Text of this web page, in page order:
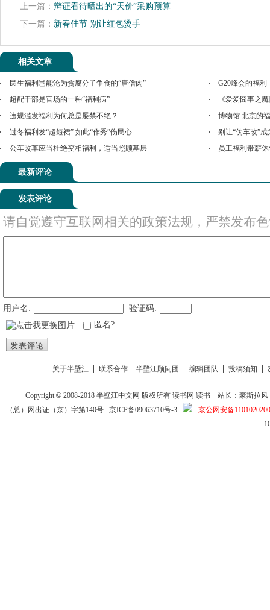
上一篇： 辩证看待晒出的“天价”采购预算
下一篇： 新春佳节 别让红包烫手
相关文章
民生福利岂能沦为贪腐分子争食的“唐僧肉”
G20峰会的福利
超配干部是官场的一种“福利病”
《爱爱囧事之
违规滥发福利为何总是屡禁不绝？
博物馆 北京的
过冬福利发“超短裙” 如此“作秀”伤民心
别让“伪车改”
公车改革应当杜绝变相福利，适当照顾基层
员工福利带薪
最新评论
发表评论
请自觉遵守互联网相关的政策法规，严禁发布
用户名:
验证码:
匿名?
发表评论
关于半壁江 联系合作 半壁江顾问团 编辑团队 投稿须知
Copyright © 2008-2018半壁江中文网 版权所有读书网 读书
站长：豪斯拉风
（总）网出证（京）字第140号 京ICP备09063710号-3
京公网安备